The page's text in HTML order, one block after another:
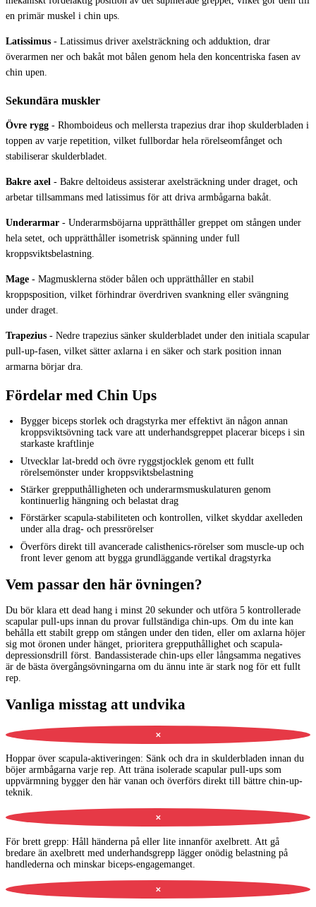
en primär muskel i chin ups.
Latissimus - Latissimus driver axelsträckning och adduktion, drar
överarmen ner och bakåt mot bålen genom hela den koncentriska fasen av
chin upen.
Sekundära muskler
Övre rygg - Rhomboideus och mellersta trapezius drar ihop skulderbladen i
toppen av varje repetition, vilket fullbordar hela rörelseomfånget och
stabiliserar skulderbladet.
Bakre axel - Bakre deltoideus assisterar axelsträckning under draget, och
arbetar tillsammans med latissimus för att driva armbågarna bakåt.
Underarmar - Underarmsböjarna upprätthåller greppet om stången under
hela setet, och upprätthåller isometrisk spänning under full
kroppsviktsbelastning.
Mage - Magmusklerna stöder bålen och upprätthåller en stabil
kroppsposition, vilket förhindrar överdriven svankning eller svängning
under draget.
Trapezius - Nedre trapezius sänker skulderbladet under den initiala scapular
pull-up-fasen, vilket sätter axlarna i en säker och stark position innan
armarna börjar dra.
Fördelar med Chin Ups
Bygger biceps storlek och dragstyrka mer effektivt än någon annan
kroppsviktsövning tack vare att underhandsgreppet placerar biceps i sin
starkaste kraftlinje
Utvecklar lat-bredd och övre ryggstjocklek genom ett fullt
rörelsemönster under kroppsviktsbelastning
Stärker grepputhålligheten och underarmsmuskulaturen genom
kontinuerlig hängning och belastat drag
Förstärker scapula-stabiliteten och kontrollen, vilket skyddar axelleden
under alla drag- och pressrörelser
Överförs direkt till avancerade calisthenics-rörelser som muscle-up och
front lever genom att bygga grundläggande vertikal dragstyrka
Vem passar den här övningen?
Du bör klara ett dead hang i minst 20 sekunder och utföra 5 kontrollerade
scapular pull-ups innan du provar fullständiga chin-ups. Om du inte kan
behålla ett stabilt grepp om stången under den tiden, eller om axlarna höjer
sig mot öronen under hänget, prioritera grepputhållighet och scapula-
depressionsdrill först. Bandassisterade chin-ups eller långsamma negatives
är de bästa övergångsövningarna om du ännu inte är stark nog för ett fullt
rep.
Vanliga misstag att undvika
✕
Hoppar över scapula-aktiveringen: Sänk och dra in skulderbladen innan du
böjer armbågarna varje rep. Att träna isolerade scapular pull-ups som
uppvärmning bygger den här vanan och överförs direkt till bättre chin-up-
teknik.
✕
För brett grepp: Håll händerna på eller lite innanför axelbrett. Att gå
bredare än axelbrett med underhandsgrepp lägger onödig belastning på
handlederna och minskar biceps-engagemanget.
✕